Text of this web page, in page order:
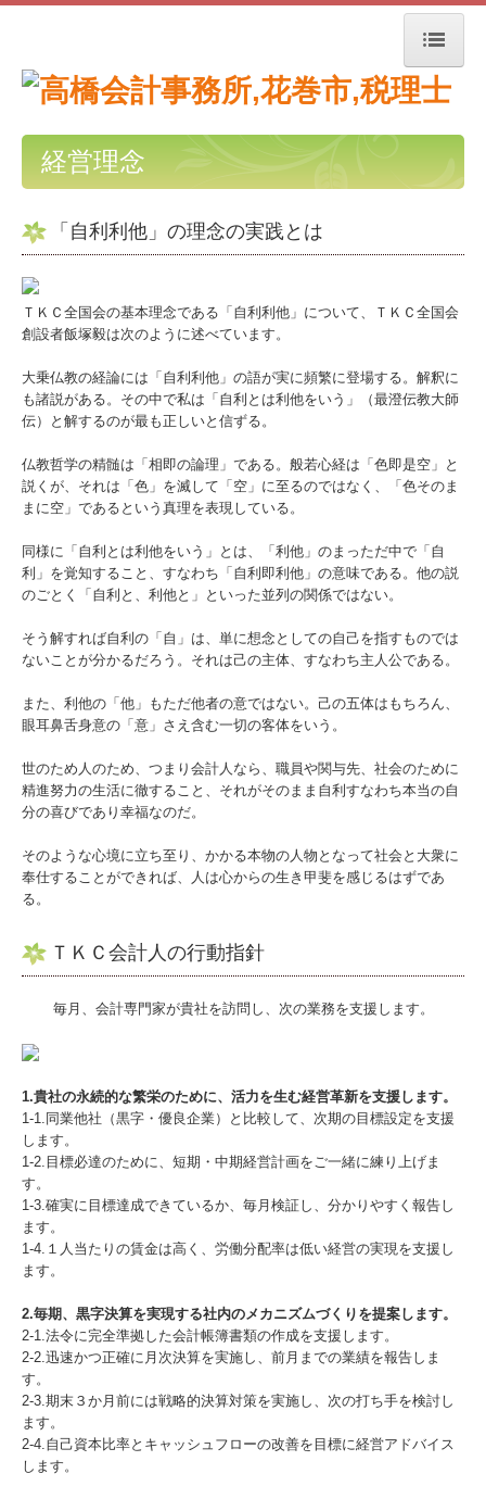
トップページ
お知らせ
事務所紹介
経営理念
交通案内
業務案内
よくある質問
関連リンク
リンク集
補助金・助成金・融資情報
関与先向け融資商品ご紹介
経営者オススメ情報
税務カレンダー
セミナー風景
事務所旅行2010 №2
事務所旅行2010 №1
TKCシステムQ&A
経営革新等支援機関とは
経営改善オンデマンド講座
国の共済制度活用コーナー
経営理念
「自利利他」の理念の実践とは
ＴＫＣ全国会の基本理念である「自利利他」について、ＴＫＣ全国会
創設者飯塚毅は次のように述べています。
大乗仏教の経論には「自利利他」の語が実に頻繁に登場する。解釈に
も諸説がある。その中で私は「自利とは利他をいう」（最澄伝教大師
伝）と解するのが最も正しいと信ずる。
仏教哲学の精髄は「相即の論理」である。般若心経は「色即是空」と
説くが、それは「色」を滅して「空」に至るのではなく、「色そのま
まに空」であるという真理を表現している。
同様に「自利とは利他をいう」とは、「利他」のまっただ中で「自
利」を覚知すること、すなわち「自利即利他」の意味である。他の説
のごとく「自利と、利他と」といった並列の関係ではない。
そう解すれば自利の「自」は、単に想念としての自己を指すものでは
ないことが分かるだろう。それは己の主体、すなわち主人公である。
また、利他の「他」もただ他者の意ではない。己の五体はもちろん、
眼耳鼻舌身意の「意」さえ含む一切の客体をいう。
世のため人のため、つまり会計人なら、職員や関与先、社会のために
精進努力の生活に徹すること、それがそのまま自利すなわち本当の自
分の喜びであり幸福なのだ。
そのような心境に立ち至り、かかる本物の人物となって社会と大衆に
奉仕することができれば、人は心からの生き甲斐を感じるはずであ
る。
ＴＫＣ会計人の行動指針
毎月、会計専門家が貴社を訪問し、次の業務を支援します。
1.貴社の永続的な繁栄のために、活力を生む経営革新を支援します。
1-1.同業他社（黒字・優良企業）と比較して、次期の目標設定を支援
します。
1-2.目標必達のために、短期・中期経営計画をご一緒に練り上げま
す。
1-3.確実に目標達成できているか、毎月検証し、分かりやすく報告し
ます。
1-4.１人当たりの賃金は高く、労働分配率は低い経営の実現を支援し
ます。
2.毎期、黒字決算を実現する社内のメカニズムづくりを提案します。
2-1.法令に完全準拠した会計帳簿書類の作成を支援します。
2-2.迅速かつ正確に月次決算を実施し、前月までの業績を報告しま
す。
2-3.期末３か月前には戦略的決算対策を実施し、次の打ち手を検討し
ます。
2-4.自己資本比率とキャッシュフローの改善を目標に経営アドバイス
します。